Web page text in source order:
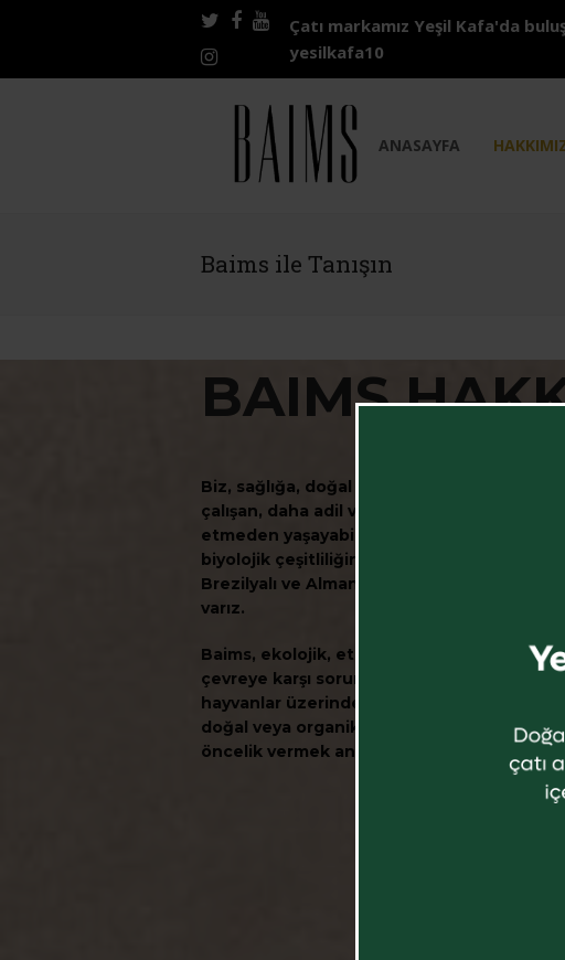
Twitter
Facebook
Youtube
Instagram
Çatı markamız Yeşil Kafa'da
yesilkafa10
ANASAYFA
Baims ile Tanışın
BAIMS
Biz, sağlığa, doğal kaynaklara ve hayvanlara
çalışan, daha adil ve daha etik bir dünyaya
etmeden yaşayabileceğimiz, bunun
biyolojik çeşitliliğin korunmasına katkıda
Brezilyalı ve Alman bir şirketiz. Avrupa’da
varız.
Baims, ekolojik, etik ve sorumlu bir
çevreye karşı sorumluluk, hayvanlardan
hayvanlar üzerinde test edilmeyen ve
doğal veya organik girdilerin ve ham
öncelik vermek anlamına gelir.